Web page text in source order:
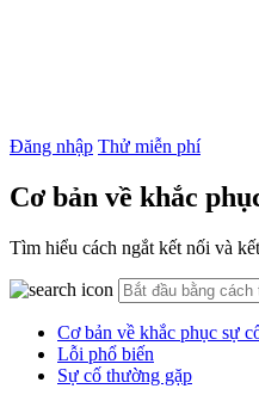
Đăng nhập Thử miễn phí
Cơ bản về khắc
Tìm hiểu cách ngắt kết nối và
Cơ bản về khắc phục sự
Lỗi phổ biến
Sự cố thường gặp